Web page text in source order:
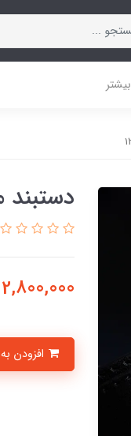
بیشتر
دستبند
2,800,000